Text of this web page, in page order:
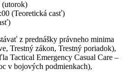
(utorok)
(Teoretická casť)
z prednášky právneho minima
Trestný zákon, Trestný poriadok),
Tactical Emergency Casual Care –
v bojových podmienkach),